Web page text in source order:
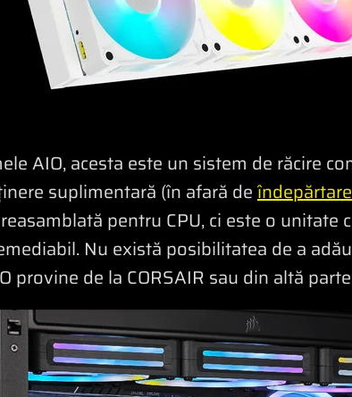
AIO, acesta este un sistem de răcire
suplimentară (în afară de
pentru CPU, ci este o
Nu există posibilitatea de a
provine de la CORSAIR sau din altă